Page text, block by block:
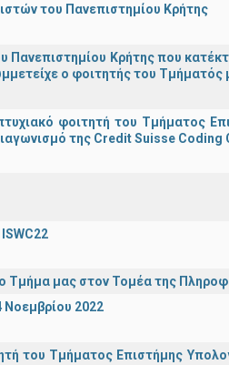
του Πανεπιστημίου Κρήτης
Πανεπιστημίου Κρήτης που
ο φοιτητής του
φοιτητή του Τμήματος
της Credit Suisse Coding
Τμήμα μας στον Τομέα της
Νοεμβρίου 2022
του Τμήματος Επιστήμης